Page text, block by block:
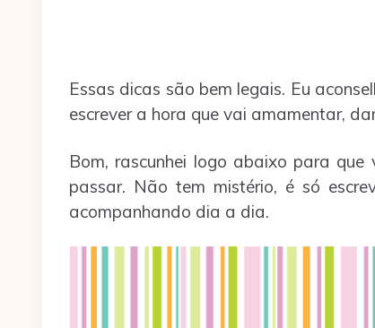
Essas dicas são bem legais. Eu
escrever a hora que vai amamentar,
Bom, rascunhei logo abaixo para
passar. Não tem mistério, é só
acompanhando dia a dia.